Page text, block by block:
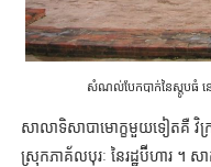
សំណល់បែកបាក់នៃស្តូបធំ ន
សាលាទិសាបាមោក្ខមួយទៀតគឺ វិ
ស្រុកភាគ័លបុរៈ នៃរដ្ឋប៊ីហារ ។